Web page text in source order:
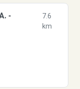
-
7.6
km